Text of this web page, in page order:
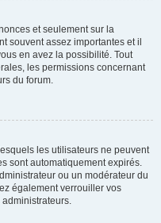
et seulement sur la
souvent assez importantes et il
en avez la possibilité. Tout
les permissions concernant
du forum.
les utilisateurs ne peuvent
sont automatiquement expirés.
ou un modérateur du
également verrouiller vos